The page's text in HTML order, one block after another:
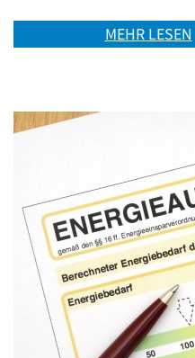
MEHR LESEN